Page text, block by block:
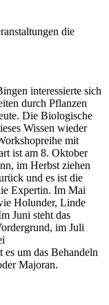
die
interessierte sich
durch Pflanzen
Die Biologische
Wissen wieder
mit
ist am 8. Oktober
im Herbst ziehen
und es ist die
Expertin. Im Mai
Holunder, Linde
Juni steht das
im Juli
um das Behandeln
Majoran.